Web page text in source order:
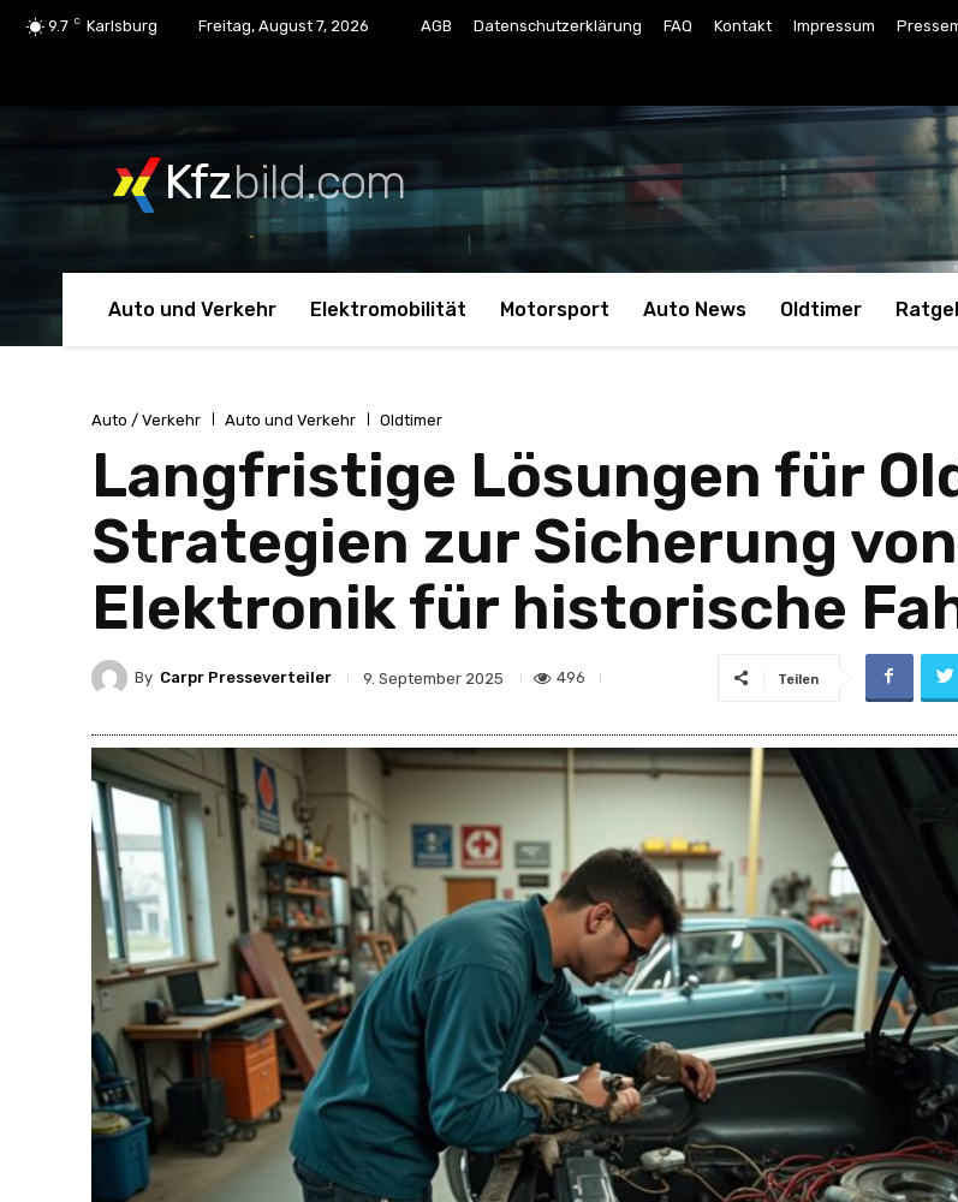
9.7 C Karlsburg Freitag, August 7, 2026 AGB Datenschutzerklärung FAQ Kontakt Impressum
Kfzbild.com
Auto und Verkehr Elektromobilität Motorsport Auto News Oldtimer
Auto / Verkehr Auto und Verkehr Oldtimer
Langfristige Lösungen für
Strategien zur Sicherung
Elektronik für historische
By Carpr Presseverteiler 9. September 2025 496 Teilen